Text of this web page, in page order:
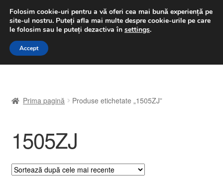
LIVRARE de la 33 lei
luni-vineri 9 a.m. - 4 p.m.031 229 6816
Sari
Sari
A lua legatura
Contul meu
Coș
Prima pagină Produse etichetate „1505ZJ”
1505ZJ
Folosim cookie-uri pentru a vă oferi cea mai bună experiență pe
site-ul nostru. Puteți afla mai multe despre cookie-urile pe care
le folosim sau le puteți dezactiva în settings.
Accept